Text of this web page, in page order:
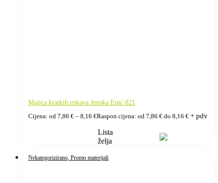
Majica kratkih rukava ženska Epic 821
Cijena: od 7,86 € – 8,16 €Raspon cijena: od 7,86 € do 8,16 € + pdv
Lista
želja
Nekategorizirano , Promo materijali